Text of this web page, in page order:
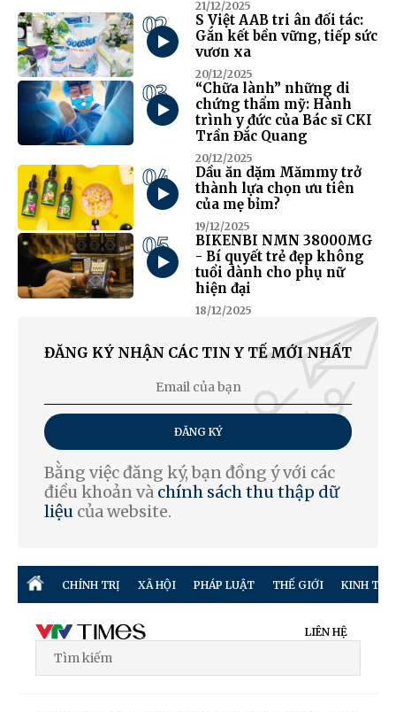
21/12/2025
02
S Việt AAB tri ân đối tác:
Gắn kết bền vững, tiếp sức
vươn xa
20/12/2025
03
“Chữa lành” những di
chứng thẩm mỹ: Hành
trình y đức của Bác sĩ CKI
Trần Đắc Quang
20/12/2025
04
Dầu ăn dặm Mămmy trở
thành lựa chọn ưu tiên
của mẹ bỉm?
19/12/2025
05
BIKENBI NMN 38000MG
- Bí quyết trẻ đẹp không
tuổi dành cho phụ nữ
hiện đại
18/12/2025
ĐĂNG KÝ NHẬN CÁC TIN Y TẾ MỚI NHẤT
ĐĂNG KÝ
Bằng việc đăng ký, bạn đồng ý với các
điều khoản và chính sách thu thập dữ
liệu của website.
CHÍNH TRỊ XÃ HỘI PHÁP LUẬT THẾ GIỚI KINH TẾ
LIÊN HỆ